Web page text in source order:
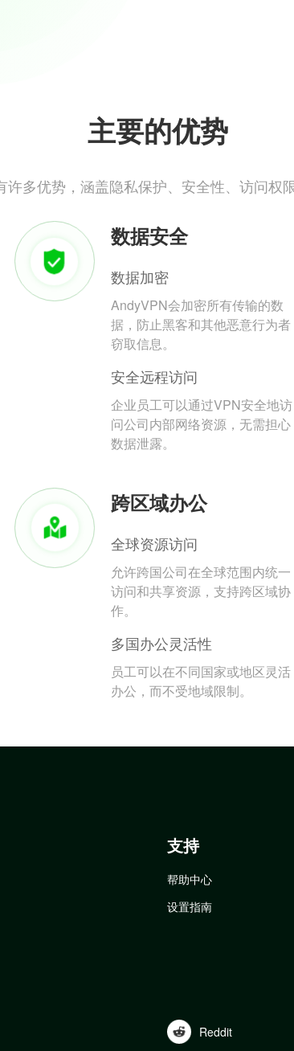
主要的优势
许多优势，涵盖隐私保护、安全性、访问权
数据安全
数据加密
AndyVPN会加密所有传输的数
据，防止黑客和其他恶意行为者
窃取信息。
安全远程访问
企业员工可以通过VPN安全地访
问公司内部网络资源，无需担心
数据泄露。
跨区域办公
全球资源访问
允许跨国公司在全球范围内统一
访问和共享资源，支持跨区域协
作。
多国办公灵活性
员工可以在不同国家或地区灵活
办公，而不受地域限制。
支持
帮助中心
设置指南
Reddit